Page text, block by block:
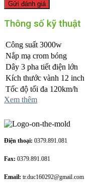
Thông số kỹ thuật
Công suất 3000w
Nắp mạ crom bóng
Dây 3 pha tiết điện lớn
Kích thước vành 12 inch
Tốc độ tối đa 120km/h
Xem thêm
Điện thoại: 0379.891.081
Fax: 0379.891.081
Email: tr.duc160292@gmail.com